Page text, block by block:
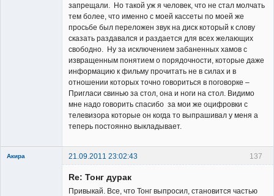
запрещали. Но такой уж я человек, что не стал молчать
тем более, что именно с моей кассеты по моей же
просьбе был переложен звук на диск который к слову
сказать раздавался и раздается для всех желающих
свободно. Ну за исключением забаненных хамов с
извращенным понятием о порядочности, которые даже
информацию к фильму прочитать не в силах и в
отношении которых точно говориться в поговорке –
Пригласи свинью за стол, она и ноги на стол. Видимо
мне надо говорить спасибо за мои же оцифровки с
телевизора которые он когда то выпрашивал у меня а
теперь постоянно выкладывает.
137
Акира 21.09.2011 23:02:43
Re: Тонг дурак
Привыкай. Все, что Тонг выпросил, становится частью